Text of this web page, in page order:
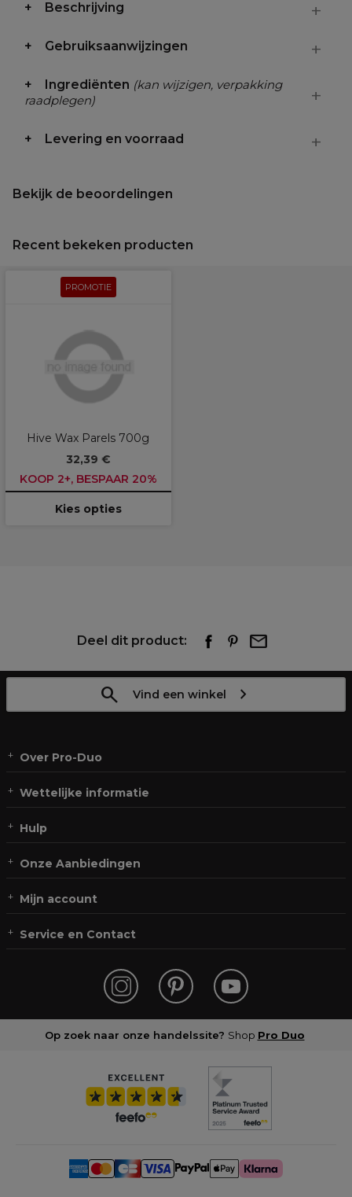
Beschrijving
Gebruiksaanwijzingen
Ingrediënten (kan wijzigen, verpakking
raadplegen)
Levering en voorraad
Bekijk de beoordelingen
Recent bekeken producten
PROMOTIE
Hive Wax Parels 700g
32,39 €
KOOP 2+, BESPAAR 20%
Kies opties
Deel dit product:
Vind een winkel
Over Pro-Duo
Wettelijke informatie
Hulp
Onze Aanbiedingen
Mijn account
Service en Contact
Op zoek naar onze handelssite? Shop Pro Duo